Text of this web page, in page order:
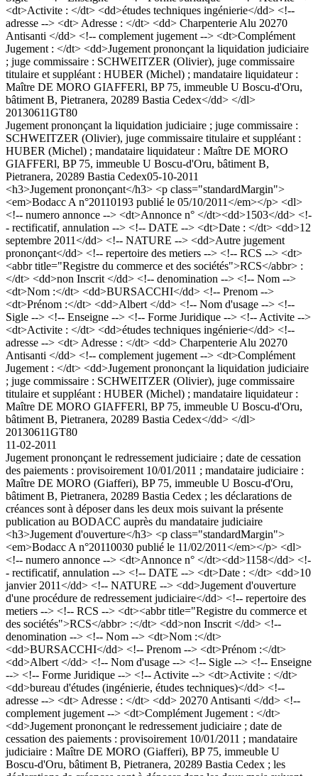
<dt>Activite : </dt> <dd>études techniques ingénierie</dd> <!--
adresse --> <dt> Adresse : </dt> <dd> Charpenterie Alu 20270
Antisanti </dd> <!-- complement jugement --> <dt>Complément
Jugement : </dt> <dd>Jugement prononçant la liquidation judiciaire
; juge commissaire : SCHWEITZER (Olivier), juge commissaire
titulaire et suppléant : HUBER (Michel) ; mandataire liquidateur :
Maître DE MORO GIAFFERl, BP 75, immeuble U Boscu-d'Oru,
bâtiment B, Pietranera, 20289 Bastia Cedex</dd> </dl>
20130611GT80
Jugement prononçant la liquidation judiciaire ; juge commissaire :
SCHWEITZER (Olivier), juge commissaire titulaire et suppléant :
HUBER (Michel) ; mandataire liquidateur : Maître DE MORO
GIAFFERl, BP 75, immeuble U Boscu-d'Oru, bâtiment B,
Pietranera, 20289 Bastia Cedex05-10-2011
<h3>Jugement prononçant</h3> <p class="standardMargin">
<em>Bodacc A n°20110193 publié le 05/10/2011</em></p> <dl>
<!-- numero annonce --> <dt>Annonce n° </dt><dd>1503</dd> <!-
- rectificatif, annulation --> <!-- DATE --> <dt>Date : </dt> <dd>12
septembre 2011</dd> <!-- NATURE --> <dd>Autre jugement
prononçant</dd> <!-- repertoire des metiers --> <!-- RCS --> <dt>
<abbr title="Registre du commerce et des sociétés">RCS</abbr> :
</dt> <dd>non Inscrit </dd> <!-- denomination --> <!-- Nom -->
<dt>Nom :</dt> <dd>BURSACCHI</dd> <!-- Prenom -->
<dt>Prénom :</dt> <dd>Albert </dd> <!-- Nom d'usage --> <!--
Sigle --> <!-- Enseigne --> <!-- Forme Juridique --> <!-- Activite -->
<dt>Activite : </dt> <dd>études techniques ingénierie</dd> <!--
adresse --> <dt> Adresse : </dt> <dd> Charpenterie Alu 20270
Antisanti </dd> <!-- complement jugement --> <dt>Complément
Jugement : </dt> <dd>Jugement prononçant la liquidation judiciaire
; juge commissaire : SCHWEITZER (Olivier), juge commissaire
titulaire et suppléant : HUBER (Michel) ; mandataire liquidateur :
Maître DE MORO GIAFFERl, BP 75, immeuble U Boscu-d'Oru,
bâtiment B, Pietranera, 20289 Bastia Cedex</dd> </dl>
20130611GT80
11-02-2011
Jugement prononçant le redressement judiciaire ; date de cessation
des paiements : provisoirement 10/01/2011 ; mandataire judiciaire :
Maître DE MORO (Giafferi), BP 75, immeuble U Boscu-d'Oru,
bâtiment B, Pietranera, 20289 Bastia Cedex ; les déclarations de
créances sont à déposer dans les deux mois suivant la présente
publication au BODACC auprès du mandataire judiciaire
<h3>Jugement d'ouverture</h3> <p class="standardMargin">
<em>Bodacc A n°20110030 publié le 11/02/2011</em></p> <dl>
<!-- numero annonce --> <dt>Annonce n° </dt><dd>1158</dd> <!-
- rectificatif, annulation --> <!-- DATE --> <dt>Date : </dt> <dd>10
janvier 2011</dd> <!-- NATURE --> <dd>Jugement d'ouverture
d'une procédure de redressement judiciaire</dd> <!-- repertoire des
metiers --> <!-- RCS --> <dt><abbr title="Registre du commerce et
des sociétés">RCS</abbr> :</dt> <dd>non Inscrit </dd> <!--
denomination --> <!-- Nom --> <dt>Nom :</dt>
<dd>BURSACCHI</dd> <!-- Prenom --> <dt>Prénom :</dt>
<dd>Albert </dd> <!-- Nom d'usage --> <!-- Sigle --> <!-- Enseigne
--> <!-- Forme Juridique --> <!-- Activite --> <dt>Activite : </dt>
<dd>bureau d'études (ingénierie, études techniques)</dd> <!--
adresse --> <dt> Adresse : </dt> <dd> 20270 Antisanti </dd> <!--
complement jugement --> <dt>Complément Jugement : </dt>
<dd>Jugement prononçant le redressement judiciaire ; date de
cessation des paiements : provisoirement 10/01/2011 ; mandataire
judiciaire : Maître DE MORO (Giafferi), BP 75, immeuble U
Boscu-d'Oru, bâtiment B, Pietranera, 20289 Bastia Cedex ; les